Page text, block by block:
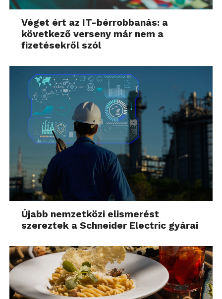
Véget ért az IT-bérrobbanás: a
következő verseny már nem a
fizetésekről szól
Újabb nemzetközi elismerést
szereztek a Schneider Electric gyárai